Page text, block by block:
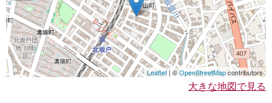
Leaflet| ©OpenStreetMapcontributors
大きな地図で見る